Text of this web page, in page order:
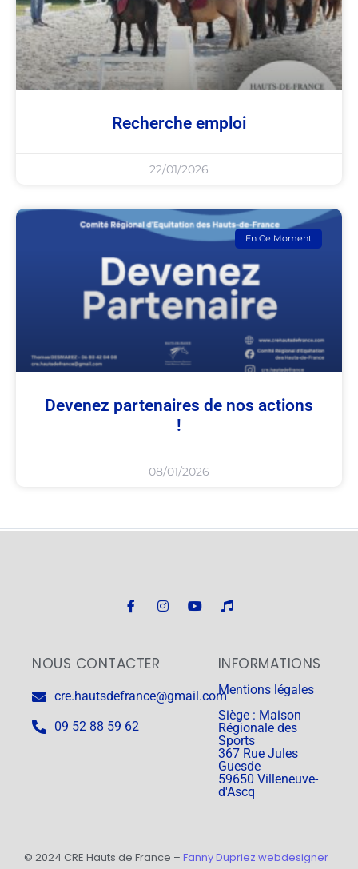
Recherche emploi
22/01/2026
En Ce Moment
Devenez partenaires de nos actions
!
08/01/2026
NOUS CONTACTER
cre.hautsdefrance@gmail.com
09 52 88 59 62
INFORMATIONS
Mentions légales
Siège : Maison
Régionale des
Sports
367 Rue Jules
Guesde
59650 Villeneuve-
d'Ascq
© 2024 CRE Hauts de France – Fanny Dupriez webdesigner